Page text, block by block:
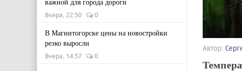
Вчера, 22:50 0
В Магнитогорске цены на новостройки
резко выросли
Вчера, 14:57 0
Автор: